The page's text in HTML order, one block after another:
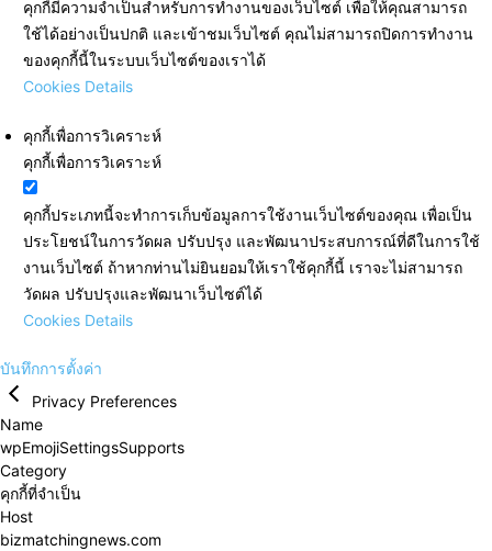
คุกกี้มีความจำเป็นสำหรับการทำงานของเว็บไซต์ เพื่อให้คุณสามารถ
ใช้ได้อย่างเป็นปกติ และเข้าชมเว็บไซต์ คุณไม่สามารถปิดการทำงาน
ของคุกกี้นี้ในระบบเว็บไซต์ของเราได้
Cookies Details
คุกกี้เพื่อการวิเคราะห์
คุกกี้เพื่อการวิเคราะห์
คุกกี้ประเภทนี้จะทำการเก็บข้อมูลการใช้งานเว็บไซต์ของคุณ เพื่อเป็น
ประโยชน์ในการวัดผล ปรับปรุง และพัฒนาประสบการณ์ที่ดีในการใช้
งานเว็บไซต์ ถ้าหากท่านไม่ยินยอมให้เราใช้คุกกี้นี้ เราจะไม่สามารถ
วัดผล ปรับปรุงและพัฒนาเว็บไซต์ได้
Cookies Details
บันทึกการตั้งค่า
Privacy Preferences
Name
wpEmojiSettingsSupports
Category
คุกกี้ที่จำเป็น
Host
bizmatchingnews.com